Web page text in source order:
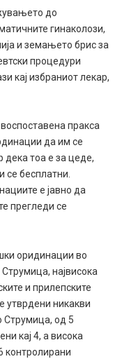
до
гинаколози,
и земањето брис за
процедури
кај избраниот лекар,
пракса
да им се
дека тоа е за цеде,
се бесплатни.
е јавно да
прегледи се
оридинации во
највисока
и прилепските
утврдени никакви
Струмица, од 5
кај 4, а висока
контролирани